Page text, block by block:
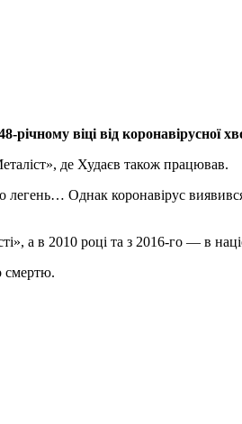
річному віці від коронавірусної
де Худаєв також працював.
легень… Однак коронавірус
а в 2010 році та з 2016-го — в
смертю.